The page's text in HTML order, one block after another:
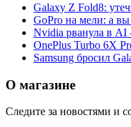
Galaxy Z Fold8:
GoPro на мели: а
Nvidia рванула в
OnePlus Turbo 6X
Samsung бросил
О магазине
Следите за новостями и